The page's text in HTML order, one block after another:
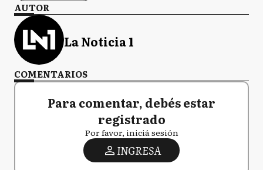
AUTOR
La Noticia 1
COMENTARIOS
Para comentar, debés estar
registrado
Por favor, iniciá sesión
INGRESA